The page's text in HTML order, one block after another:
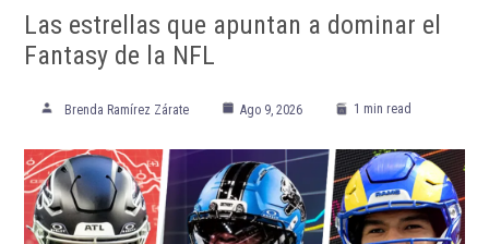
Las estrellas que apuntan a dominar el
Fantasy de la NFL
Brenda Ramírez Zárate Ago 9, 2026 1 min read